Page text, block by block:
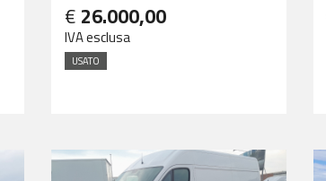
€ 26.000,00
IVA esclusa
USATO